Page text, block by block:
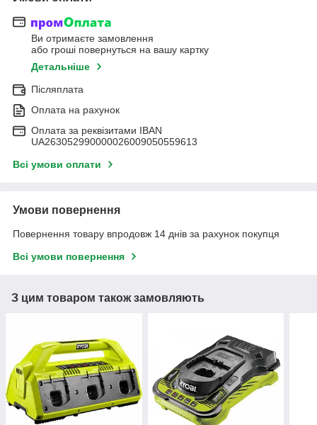
Ви отримаєте замовлення
або гроші повернуться на вашу картку
Детальніше
Післяплата
Оплата на рахунок
Оплата за реквізитами IBAN
UA263052990000026009050559613
Всі умови оплати
Умови повернення
Повернення товару впродовж 14 днів за рахунок покупця
Всі умови повернення
З цим товаром також замовляють